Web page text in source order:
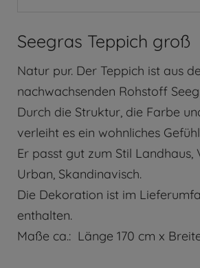
Seegras Teppich groß
Natur pur. Der Teppich ist aus
nachwachsenden Rohstoff
Durch die Struktur, die Farbe
verleiht es ein wohnliches
Er passt gut zum Stil Landhaus,
Urban, Skandinavisch.
Die Dekoration ist im
enthalten.
Maße ca.: Länge 170 cm x